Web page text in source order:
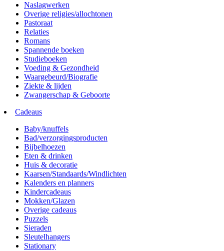
Naslagwerken
Overige religies/allochtonen
Pastoraat
Relaties
Romans
Spannende boeken
Studieboeken
Voeding & Gezondheid
Waargebeurd/Biografie
Ziekte & lijden
Zwangerschap & Geboorte
Cadeaus
Baby/knuffels
Bad/verzorgingsproducten
Bijbelhoezen
Eten & drinken
Huis & decoratie
Kaarsen/Standaards/Windlichten
Kalenders en planners
Kindercadeaus
Mokken/Glazen
Overige cadeaus
Puzzels
Sieraden
Sleutelhangers
Stationary